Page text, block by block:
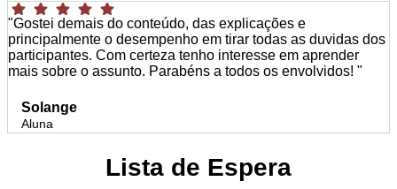
"Gostei demais do conteúdo, das explicações e
principalmente o desempenho em tirar todas as duvidas dos
participantes. Com certeza tenho interesse em aprender
mais sobre o assunto. Parabéns a todos os envolvidos! "
Solange
Aluna
Lista de Espera